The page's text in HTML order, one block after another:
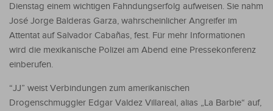
Dienstag einem wichtigen Fahndungserfolg aufweisen. Sie nahm
José Jorge Balderas Garza, wahrscheinlicher Angreifer im
Attentat auf Salvador Cabañas, fest. Für mehr Informationen
wird die mexikanische Polizei am Abend eine Pressekonferenz
einberufen.
“JJ” weist Verbindungen zum amerikanischen
Drogenschmuggler Edgar Valdez Villareal, alias „La Barbie“ auf,